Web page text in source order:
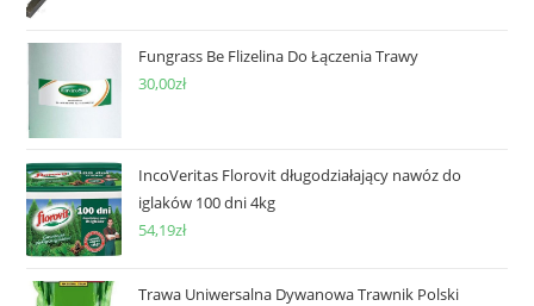
Fungrass Be Flizelina Do Łączenia Trawy
30,00zł
IncoVeritas Florovit długodziałający nawóz do
iglaków 100 dni 4kg
54,19zł
Trawa Uniwersalna Dywanowa Trawnik Polski